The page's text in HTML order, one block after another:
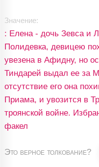
Значение:
: Елена - дочь Зевса и
Полидевка, девицею
увезена в Афидну, но
Тиндарей выдал ее за
отсутствие его она
Приама, и увозится в
троянской войне.
факел
Это верное толкование?